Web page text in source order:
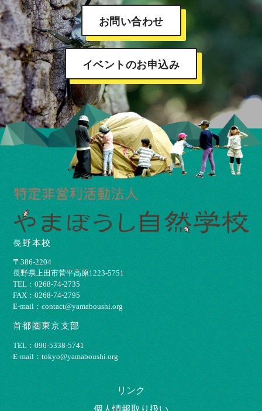
お問い合わせ
イベントのお申込み
長野本校
〒386-2204
⻑野県上⽥市菅平⾼原1223-5751
TEL：0268-74-2735
FAX：0268-74-2795
E-mail：contact@yamaboushi.org
首都圏東京支部
TEL：090-5338-5741
E-mail：tokyo@yamaboushi.org
リンク
個⼈情報取り扱い